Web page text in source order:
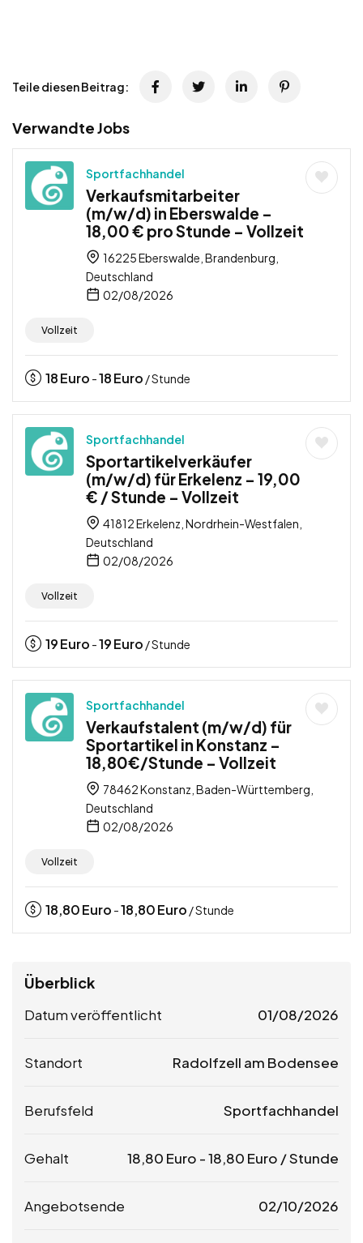
Teile diesen Beitrag:
Verwandte Jobs
Sportfachhandel
Verkaufsmitarbeiter
(m/w/d) in Eberswalde –
18,00 € pro Stunde – Vollzeit
16225 Eberswalde, Brandenburg,
Deutschland
02/08/2026
Vollzeit
18Euro -18Euro / Stunde
Sportfachhandel
Sportartikelverkäufer
(m/w/d) für Erkelenz – 19,00
€ / Stunde – Vollzeit
41812 Erkelenz, Nordrhein-Westfalen,
Deutschland
02/08/2026
Vollzeit
19Euro -19Euro / Stunde
Sportfachhandel
Verkaufstalent (m/w/d) für
Sportartikel in Konstanz –
18,80€/Stunde – Vollzeit
78462 Konstanz, Baden-Württemberg,
Deutschland
02/08/2026
Vollzeit
18,80Euro -18,80Euro / Stunde
Überblick
Datum veröffentlicht 01/08/2026
Standort Radolfzell am Bodensee
Berufsfeld Sportfachhandel
Gehalt 18,80 Euro -18,80 Euro / Stunde
Angebotsende 02/10/2026